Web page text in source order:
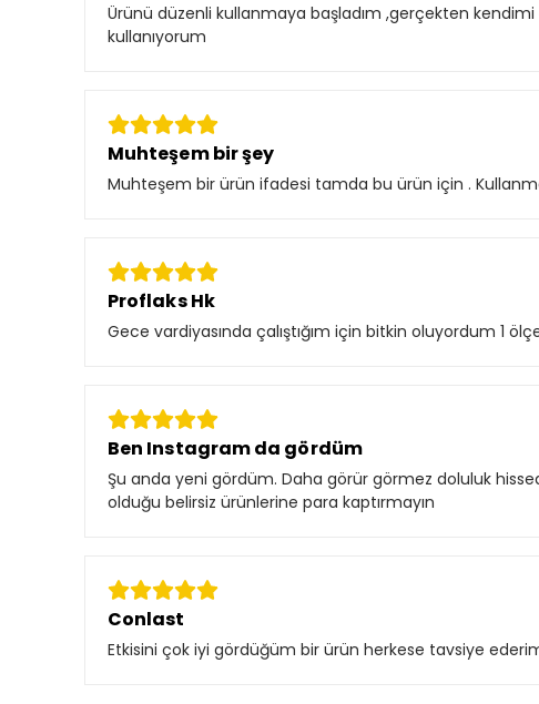
Ürünü düzenli kullanmaya başladım ,gerçekten
kullanıyorum
Muhteşem bir şey
Muhteşem bir ürün ifadesi tamda bu ürün için .
Proflaks Hk
Gece vardiyasında çalıştığım için bitkin oluyordum 1
Ben Instagram da gördüm
Şu anda yeni gördüm. Daha görür görmez doluluk
olduğu belirsiz ürünlerine para kaptırmayın
Conlast
Etkisini çok iyi gördüğüm bir ürün herkese tavsiye